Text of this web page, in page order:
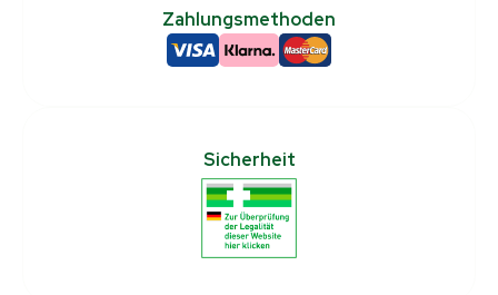
Zahlungsmethoden
Sicherheit